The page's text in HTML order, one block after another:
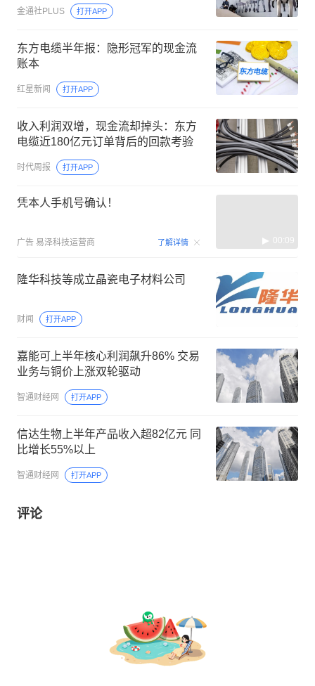
金通社PLUS 打开APP
东方电缆半年报：隐形冠军的现金流
账本
红星新闻 打开APP
收入利润双增，现金流却掉头：东方
电缆近180亿元订单背后的回款考验
时代周报 打开APP
凭本人手机号确认！
广告 易泽科技运营商 了解详情 00:09
隆华科技等成立晶瓷电子材料公司
财闻 打开APP
嘉能可上半年核心利润飙升86% 交易
业务与铜价上涨双轮驱动
智通财经网 打开APP
信达生物上半年产品收入超82亿元 同
比增长55%以上
智通财经网 打开APP
评论